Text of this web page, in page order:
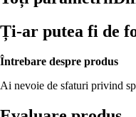
Ți-ar putea fi de
Întrebare despre produs
Ai nevoie de sfaturi privind